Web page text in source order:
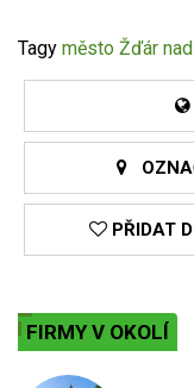
Tagy město Žďár
PŘIDAT
FIRMY V OKOLÍ